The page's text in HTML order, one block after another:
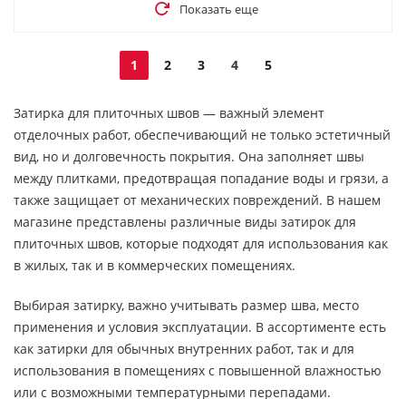
Показать еще
1 2 3 4 5
Затирка для плиточных швов — важный элемент
отделочных работ, обеспечивающий не только эстетичный
вид, но и долговечность покрытия. Она заполняет швы
между плитками, предотвращая попадание воды и грязи, а
также защищает от механических повреждений. В нашем
магазине представлены различные виды затирок для
плиточных швов, которые подходят для использования как
в жилых, так и в коммерческих помещениях.
Выбирая затирку, важно учитывать размер шва, место
применения и условия эксплуатации. В ассортименте есть
как затирки для обычных внутренних работ, так и для
использования в помещениях с повышенной влажностью
или с возможными температурными перепадами.